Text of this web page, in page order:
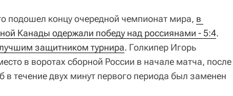
подошел концу очередной чемпионат мира, в
Канады одержали победу над россиянами - 5:4.
защитником турнира. Голкипер Игорь
в воротах сборной России в начале матча, после
течение двух минут первого периода был заменен